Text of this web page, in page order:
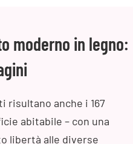
moderno in legno:
anche i 167
abitabile – con una
libertà alle diverse